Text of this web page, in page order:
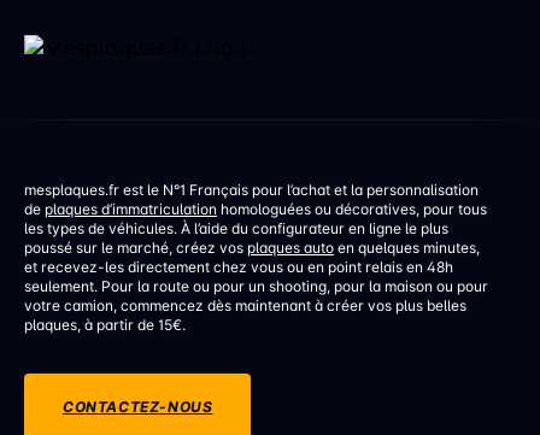
mesplaques.fr est le N°1 Français pour l’achat et la personnalisation
de plaques d’immatriculation homologuées ou décoratives, pour tous
les types de véhicules. À l’aide du configurateur en ligne le plus
poussé sur le marché, créez vos plaques auto en quelques minutes,
et recevez-les directement chez vous ou en point relais en 48h
seulement. Pour la route ou pour un shooting, pour la maison ou pour
votre camion, commencez dès maintenant à créer vos plus belles
plaques, à partir de 15€.
CONTACTEZ-NOUS